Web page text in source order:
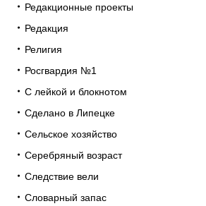
Редакционные проекты
Редакция
Религия
Росгвардия №1
С лейкой и блокнотом
Сделано в Липецке
Сельское хозяйство
Серебряный возраст
Следствие вели
Словарный запас